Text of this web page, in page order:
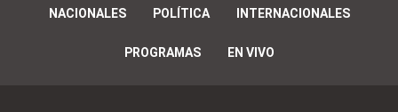
NACIONALES POLÍTICA INTERNACIONALES
PROGRAMAS EN VIVO